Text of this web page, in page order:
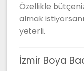
Özellikle
almak
yeterli.
İzmir Boya